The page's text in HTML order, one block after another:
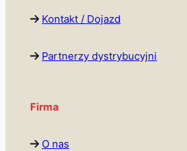
Kontakt / Dojazd
Partnerzy dystrybucyjni
Firma
O nas